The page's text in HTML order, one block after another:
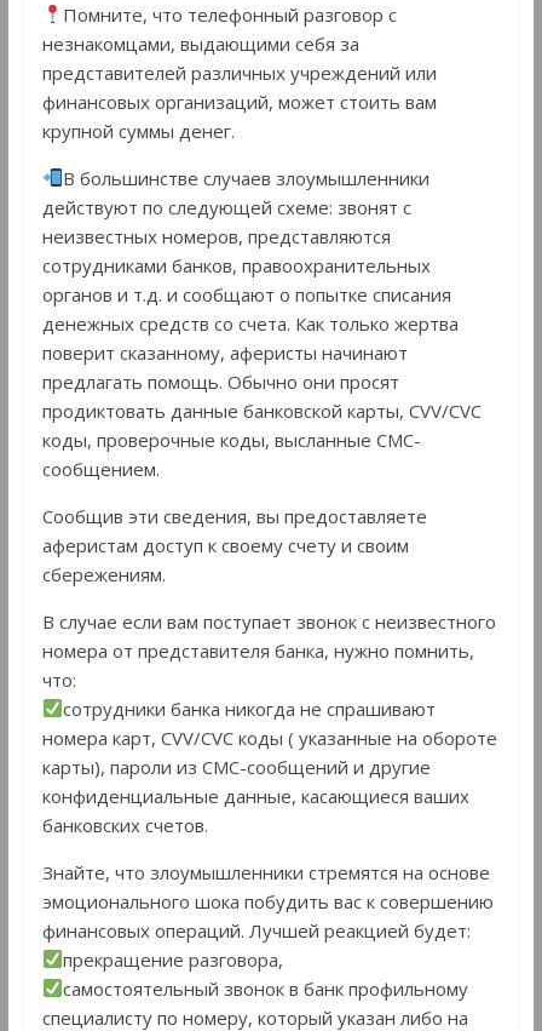
Помните, что телефонный разговор с
незнакомцами, выдающими себя за
представителей различных учреждений или
финансовых организаций, может стоить вам
крупной суммы денег.
В большинстве случаев злоумышленники
действуют по следующей схеме: звонят с
неизвестных номеров, представляются
сотрудниками банков, правоохранительных
органов и т.д. и сообщают о попытке списания
денежных средств со счета. Как только жертва
поверит сказанному, аферисты начинают
предлагать помощь. Обычно они просят
продиктовать данные банковской карты, СVV/CVC
коды, проверочные коды, высланные СМС-
сообщением.
Сообщив эти сведения, вы предоставляете
аферистам доступ к своему счету и своим
сбережениям.
В случае если вам поступает звонок с неизвестного
номера от представителя банка, нужно помнить,
что:
сотрудники банка никогда не спрашивают
номера карт, СVV/CVC коды ( указанные на обороте
карты), пароли из СМС-сообщений и другие
конфиденциальные данные, касающиеся ваших
банковских счетов.
Знайте, что злоумышленники стремятся на основе
эмоционального шока побудить вас к совершению
финансовых операций. Лучшей реакцией будет:
прекращение разговора,
самостоятельный звонок в банк профильному
специалисту по номеру, который указан либо на